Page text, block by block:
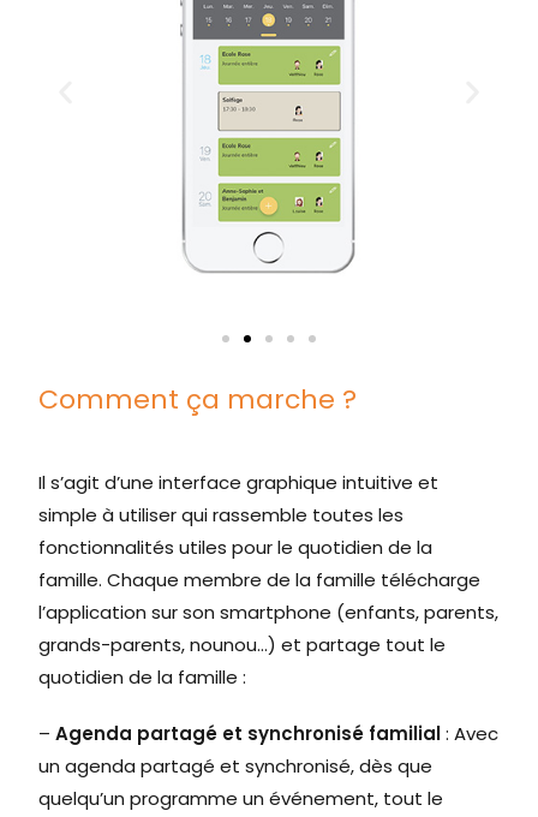
Comment ça marche ?
Il s’agit d’une interface graphique intuitive et
simple à utiliser qui rassemble toutes les
fonctionnalités utiles pour le quotidien de la
famille. Chaque membre de la famille télécharge
l’application sur son smartphone (enfants, parents,
grands-parents, nounou…) et partage tout le
quotidien de la famille :
– Agenda partagé et synchronisé familial: Avec
un agenda partagé et synchronisé, dès que
quelqu’un programme un événement, tout le